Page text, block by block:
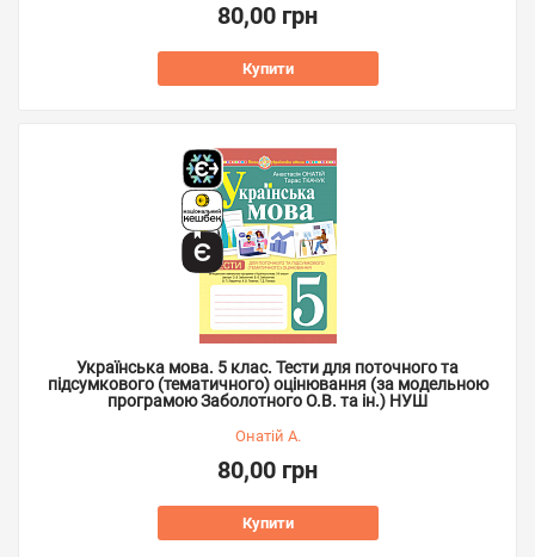
80,00 грн
Купити
Українська мова. 5 клас. Тести для поточного та
підсумкового (тематичного) оцінювання (за модельною
програмою Заболотного О.В. та ін.) НУШ
Онатій А.
80,00 грн
Купити